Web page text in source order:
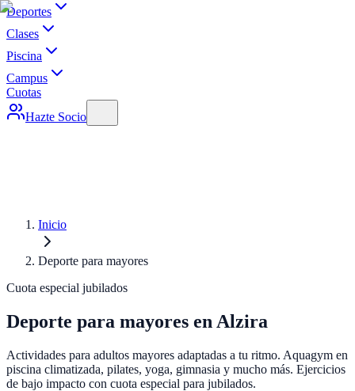
Deportes
Clases
Piscina
Campus
Cuotas
Hazte Socio
Inicio
Deporte para mayores
Cuota especial jubilados
Deporte para mayores en Alzira
Actividades para adultos mayores adaptadas a tu ritmo. Aquagym en
piscina climatizada, pilates, yoga, gimnasia y mucho más. Ejercicios
de bajo impacto con cuota especial para jubilados.